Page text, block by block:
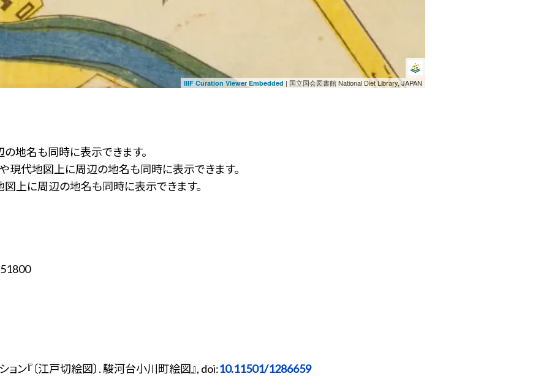
IIIF Curation Viewer Embedded | 国立国会図書館 National Diet Library, JAPAN
地名も同時に表示できます。
や現代地図上に周辺の地名も同時に表示できます。
図上に周辺の地名も同時に表示できます。
ン『〔江戸切絵図〕. 駿河台小川町絵図』, doi:10.11501/1286659